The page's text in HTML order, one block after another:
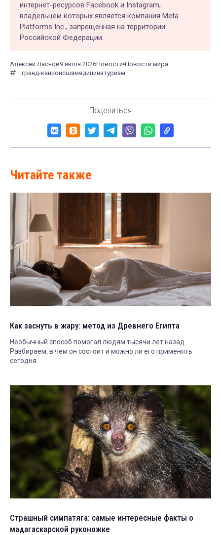
интернет-ресурсов Facebook и Instagram,
владельцем которых является компания Meta
Platforms Inc., запрещённая на территории
Российской Федерации.
Алексей Ласнов9 июля 2026Новости Новости мира
гранд-каньонсшамедицинатуризм
Поделиться
Читайте также
Как заснуть в жару: метод из Древнего Египта
Необычный способ помогал людям тысячи лет назад.
Разбираем, в чем он состоит и можно ли его применять
сегодня.
Страшный симпатяга: самые интересные факты о
мадагаскарской руконожке